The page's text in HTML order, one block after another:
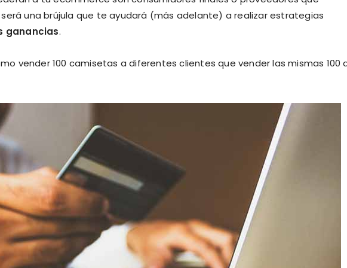
una brújula que te ayudará (más adelante) a realizar estrategias
ganancias.
vender 100 camisetas a diferentes clientes que vender las mismas 100